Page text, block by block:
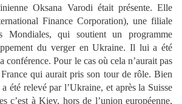
Oksana Varodi était présente. Elle
Finance Corporation), une filiale
Mondiales, qui soutient un programme
du verger en Ukraine. Il lui a été
conférence. Pour le cas où cela n’aurait pas
France qui aurait pris son tour de rôle. Bien
été relevé par l’Ukraine, et après la Suisse
c’est à Kiev, hors de l’union européenne,